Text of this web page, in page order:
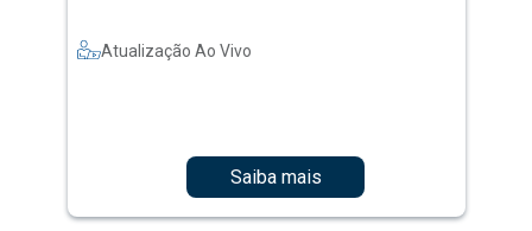
Atualização Ao Vivo
Saiba mais